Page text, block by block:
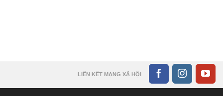
LIÊN KẾT MẠNG XÃ HỘI